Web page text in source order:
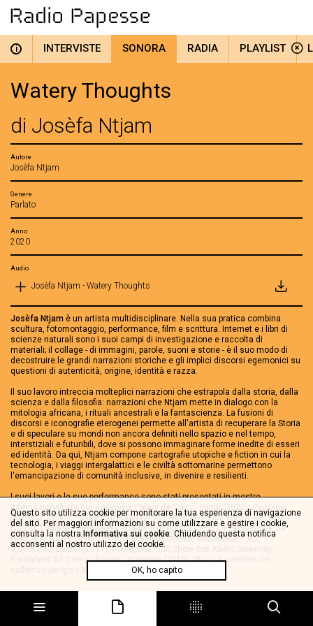
i INTERVISTE SONORA RADIA PLAYLIST
Watery Thoughts
di Josèfa Ntjam
Autore
Josèfa Ntjam
Genere
Parlato
Anno
2020
Audio
Josèfa Ntjam - Watery Thoughts
Josèfa Ntjam è un artista multidisciplinare. Nella sua pratica combina
scultura, fotomontaggio, performance, film e scrittura. Internet e i libri di
scienze naturali sono i suoi campi di investigazione e raccolta di
materiali; il collage - di immagini, parole, suoni e storie - è il suo modo di
decostruire le grandi narrazioni storiche e gli implici discorsi egemonici su
questioni di autenticità, origine, identità e razza.
Il suo lavoro intreccia molteplici narrazioni che estrapola dalla storia, dalla
scienza e dalla filosofia: narrazioni che Ntjam mette in dialogo con la
mitologia africana, i rituali ancestrali e la fantascienza. La fusioni di
discorsi e iconografie eterogenei permette all'artista di recuperare la Storia
e di speculare su mondi non ancora definiti nello spazio e nel tempo,
interstiziali e futuribili, dove si possono immaginare forme inedite di esseri
ed identità. Da qui, Ntjam compone cartografie utopiche e fiction in cui la
tecnologia, i viaggi intergalattici e le civiltà sottomarine permettono
l'emancipazione di comunità inclusive, in divenire e resilienti.
I suoi lavori e le sue performance sono stati presentati in mostre
internazionali, tra cui Anticorps, Palais de Tokyo, Parigi (2020); Paysage
alentour, Centre Pompidou, Parigi (2020); Risquons-tout, WIELS, Bruxelles
(2020);Climate Knowledges, MAMA, Rotterdam (2020); 15a Biennale de
Lyon, MAC Lyon, Lione (2019);Feminism, Gender, Resistance – Act
3,Arnolfini, Bristol (2019); eAllegoria, duo Show con Kaeto Sweeney,
Hordaland Art Center, Bergen, Norvegia (2019). Ntjam è membro del
collettivo parigino
Black(s) to the Future.
Questo sito utilizza cookie per monitorare la tua esperienza di navigazione
del sito. Per maggiori informazioni su come utilizzare e gestire i cookie,
consulta la nostra Informativa sui cookie. Chiudendo questa notifica
acconsenti al nostro utilizzo dei cookie.
OK, ho capito